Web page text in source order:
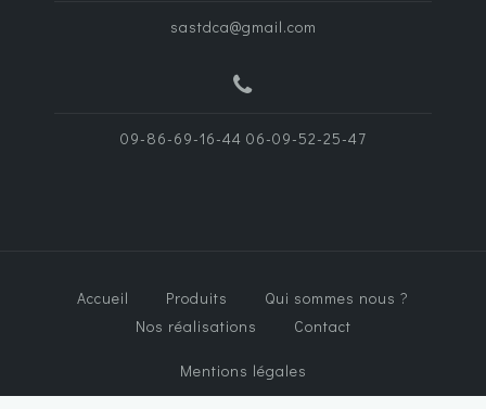
sastdca@gmail.com
09-86-69-16-44 06-09-52-25-47
Accueil Produits
Qui sommes nous ?
Nos réalisations
Contact
Mentions légales